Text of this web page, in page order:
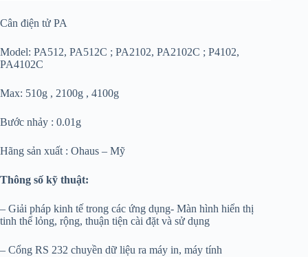
Cân điện tử PA
Model: PA512, PA512C ; PA2102, PA2102C ; P4102,
PA4102C
Max: 510g , 2100g , 4100g
Bước nhảy : 0.01g
Hãng sản xuất : Ohaus – Mỹ
Thông số kỹ thuật:
– Giải pháp kinh tế trong các ứng dụng- Màn hình hiển thị
tinh thể lỏng, rộng, thuận tiện cài đặt và sử dụng
– Cổng RS 232 chuyền dữ liệu ra máy in, máy tính